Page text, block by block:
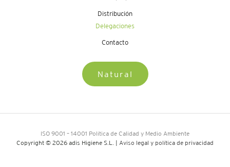
Distribución
Delegaciones
Contacto
Natural
ISO 9001 – 14001 Política de Calidad y Medio Ambiente
Copyright © 2026 adis Higiene S.L. | Aviso legal y política de privacidad